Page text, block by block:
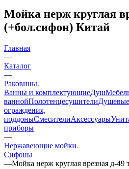
Мойка нерж круглая
(+бол.сифон) Китай
Главная
—
Каталог
—
Раковины
Ванны и комплектующиеДуш
ваннойПолотенцесушители
ограждения,
поддоныСмесителиАксессуары
приборы
—
Нержавеющие мойки
Сифоны
—Мойка нерж круглая врезная д-49